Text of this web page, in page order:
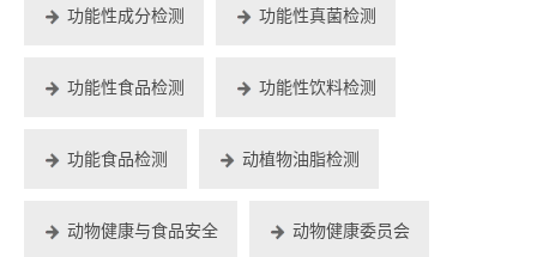
功能性成分检测 功能性真菌检测
功能性食品检测 功能性饮料检测
功能食品检测 动植物油脂检测
动物健康与食品安全 动物健康委员会